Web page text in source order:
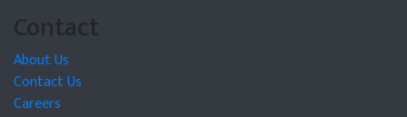
Contact
About Us
Contact Us
Careers